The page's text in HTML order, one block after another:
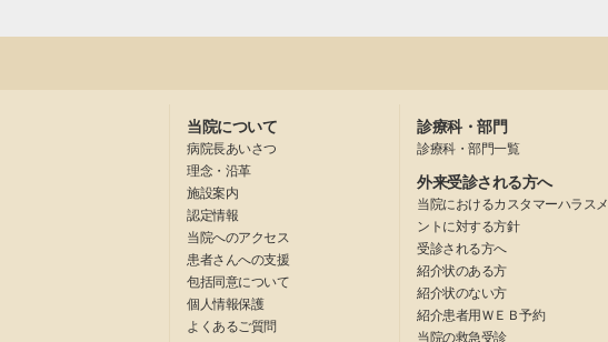
当院について
病院長あいさつ
理念・沿革
施設案内
認定情報
当院へのアクセス
患者さんへの支援
包括同意について
個人情報保護
よくあるご質問
診療科・部門
診療科・部門一覧
外来受診される方へ
当院におけるカスタマーハラスメ
ントに対する方針
受診される方へ
紹介状のある方
紹介状のない方
紹介患者用ＷＥＢ予約
当院の救急受診